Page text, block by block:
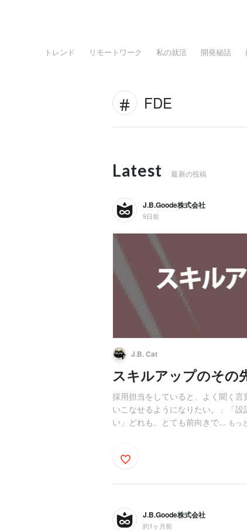
トレンド リモートワーク 私の就活 開発秘話
FDE
Latest 最新の投稿
J.B.Goode株式会社
9日前
J.B. Cat
スキルアップのその
採用担当をしていると、よく聞く
いこなせるようになりたい。」「
い」どれも、とても前向きで... もっ
J.B.Goode株式会社
約1ヶ月前